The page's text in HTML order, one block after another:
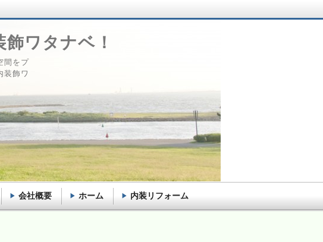
ワタナベ！
間をプ
装飾ワ
会社概要 ホーム 内装リフォーム